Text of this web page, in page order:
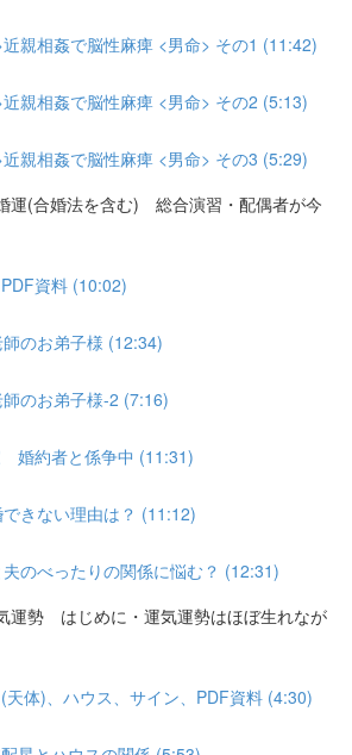
親相姦で脳性麻痺 <男命> その1 (11:42)
親相姦で脳性麻痺 <男命> その2 (5:13)
親相姦で脳性麻痺 <男命> その3 (5:29)
運(合婚法を含む) 総合演習・配偶者が今
資料 (10:02)
のお弟子様 (12:34)
のお弟子様-2 (7:16)
婚約者と係争中 (11:31)
きない理由は？ (11:12)
のべったりの関係に悩む？ (12:31)
運勢 はじめに・運気運勢はほぼ生れなが
天体)、ハウス、サイン、PDF資料 (4:30)